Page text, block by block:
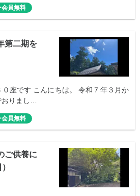
会員無料
第二期を
座です こんにちは。 令和７年３月か
りまし…
会員無料
ご供養に